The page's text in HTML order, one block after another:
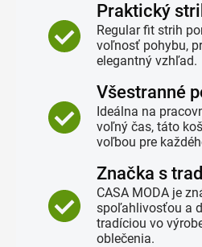
Praktický
Regular fit strih
voľnosť pohybu,
elegantný vzhľad.
Všestranné
Ideálna na
voľný čas, táto
voľbou pre
Značka s
CASA MODA je
spoľahlivosťou a
tradíciou vo
oblečenia.